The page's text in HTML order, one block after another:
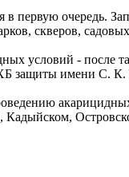
в первую очередь.
скверов,
условий -
защиты имени С.